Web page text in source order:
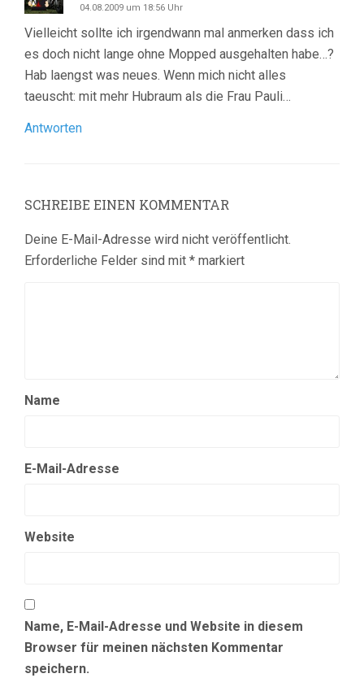
04.08.2009 um 18:56 Uhr
Vielleicht sollte ich irgendwann mal anmerken dass ich
es doch nicht lange ohne Mopped ausgehalten habe…?
Hab laengst was neues. Wenn mich nicht alles
taeuscht: mit mehr Hubraum als die Frau Pauli…
Antworten
SCHREIBE EINEN KOMMENTAR
Deine E-Mail-Adresse wird nicht veröffentlicht.
Erforderliche Felder sind mit * markiert
Name
E-Mail-Adresse
Website
Name, E-Mail-Adresse und Website in diesem
Browser für meinen nächsten Kommentar
speichern.